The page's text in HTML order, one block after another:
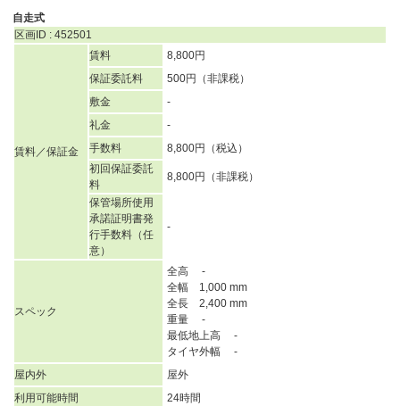
自走式
区画ID : 452501
賃料／保証金
賃料
8,800円
保証委託料
500円（非課税）
敷金
-
礼金
-
手数料
8,800円（税込）
初回保証委託
料
8,800円（非課税）
保管場所使用
承諾証明書発
行手数料（任
意）
-
スペック
全高 -
全幅 1,000 mm
全長 2,400 mm
重量 -
最低地上高 -
タイヤ外幅 -
屋内外
屋外
利用可能時間
24時間